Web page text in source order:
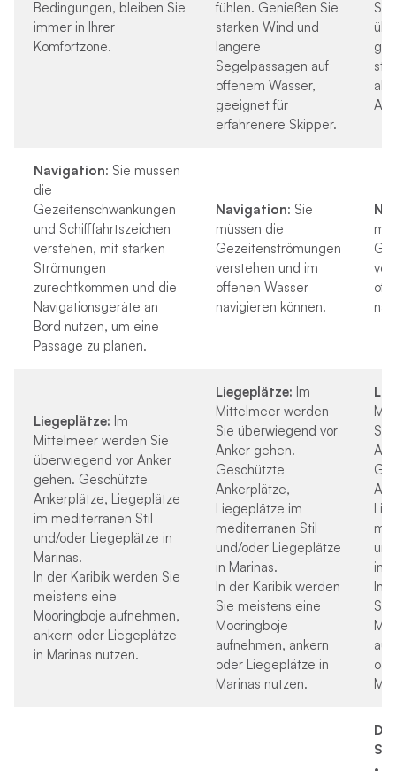
Bedingungen, bleiben Sie
immer in Ihrer
Komfortzone.
fühlen. Genießen Sie
starken Wind und
längere
Segelpassagen auf
offenem Wasser,
geeignet für
erfahrenere Skipper.
Navigation: Sie müssen
die
Gezeitenschwankungen
und Schifffahrtszeichen
verstehen, mit starken
Strömungen
zurechtkommen und die
Navigationsgeräte an
Bord nutzen, um eine
Passage zu planen.
Navigation: Sie
müssen die
Gezeitenströmungen
verstehen und im
offenen Wasser
navigieren können.
Liegeplätze: Im
Mittelmeer werden Sie
überwiegend vor Anker
gehen. Geschützte
Ankerplätze, Liegeplätze
im mediterranen Stil
und/oder Liegeplätze in
Marinas.
In der Karibik werden Sie
meistens eine
Mooringboje aufnehmen,
ankern oder Liegeplätze
in Marinas nutzen.
Liegeplätze: Im
Mittelmeer werden
Sie überwiegend vor
Anker gehen.
Geschützte
Ankerplätze,
Liegeplätze im
mediterranen Stil
und/oder Liegeplätze
in Marinas.
In der Karibik werden
Sie meistens eine
Mooringboje
aufnehmen, ankern
oder Liegeplätze in
Marinas nutzen.
in
In